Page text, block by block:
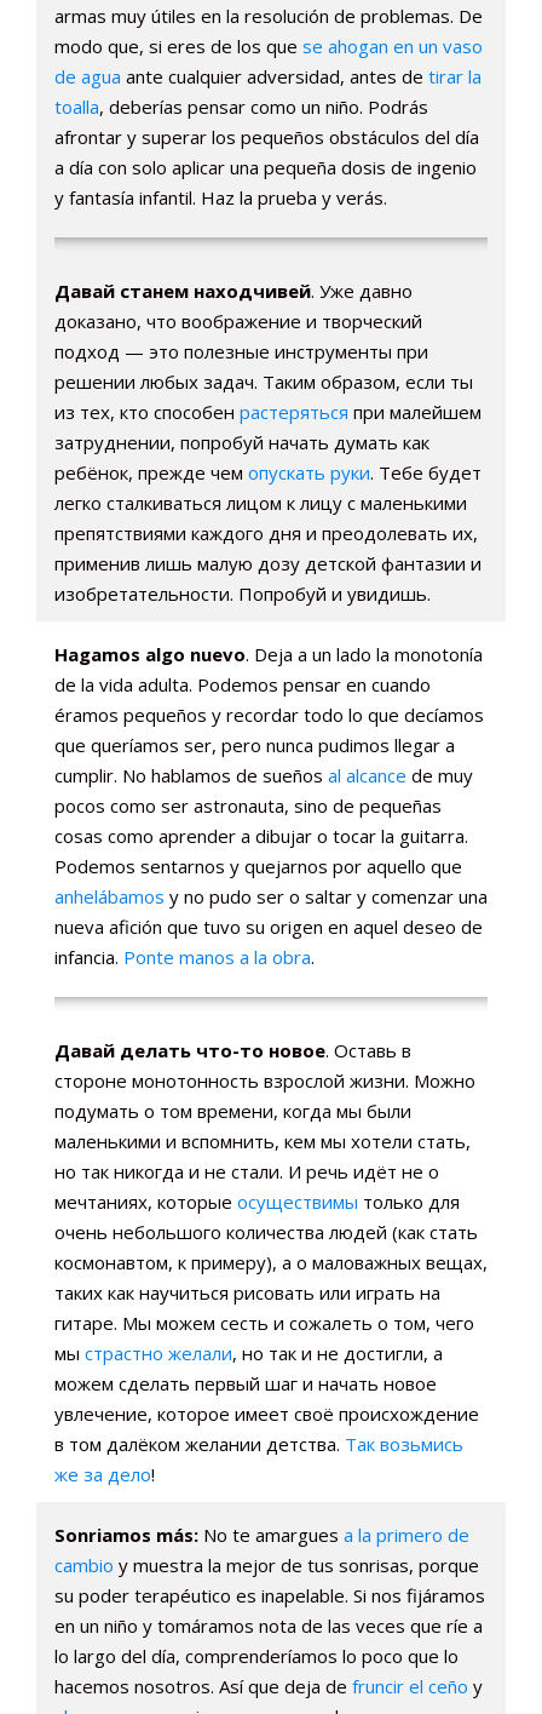
armas muy útiles en la resolución de problemas. De
modo que, si eres de los que se ahogan en un vaso
de agua ante cualquier adversidad, antes de tirar la
toalla, deberías pensar como un niño. Podrás
afrontar y superar los pequeños obstáculos del día
a día con solo aplicar una pequeña dosis de ingenio
y fantasía infantil. Haz la prueba y verás.
Давай станем находчивей. Уже давно
доказано, что воображение и творческий
подход — это полезные инструменты при
решении любых задач. Таким образом, если ты
из тех, кто способен растеряться при малейшем
затруднении, попробуй начать думать как
ребёнок, прежде чем опускать руки. Тебе будет
легко сталкиваться лицом к лицу с маленькими
препятствиями каждого дня и преодолевать их,
применив лишь малую дозу детской фантазии и
изобретательности. Попробуй и увидишь.
Hagamos algo nuevo. Deja a un lado la monotonía
de la vida adulta. Podemos pensar en cuando
éramos pequeños y recordar todo lo que decíamos
que queríamos ser, pero nunca pudimos llegar a
cumplir. No hablamos de sueños al alcance de muy
pocos como ser astronauta, sino de pequeñas
cosas como aprender a dibujar o tocar la guitarra.
Podemos sentarnos y quejarnos por aquello que
anhelábamos y no pudo ser o saltar y comenzar una
nueva afición que tuvo su origen en aquel deseo de
infancia. Ponte manos a la obra.
Давай делать что-то новое. Оставь в
стороне монотонность взрослой жизни. Можно
подумать о том времени, когда мы были
маленькими и вспомнить, кем мы хотели стать,
но так никогда и не стали. И речь идёт не о
мечтаниях, которые осуществимы только для
очень небольшого количества людей (как стать
космонавтом, к примеру), а о маловажных вещах,
таких как научиться рисовать или играть на
гитаре. Мы можем сесть и сожалеть о том, чего
мы страстно желали, но так и не достигли, а
можем сделать первый шаг и начать новое
увлечение, которое имеет своё происхождение
в том далёком желании детства. Так возьмись
же за дело!
Sonriamos más: No te amargues a la primero de
cambio y muestra la mejor de tus sonrisas, porque
su poder terapéutico es inapelable. Si nos fijáramos
en un niño y tomáramos nota de las veces que ríe a
lo largo del día, comprenderíamos lo poco que lo
hacemos nosotros. Así que deja de fruncir el ceño y